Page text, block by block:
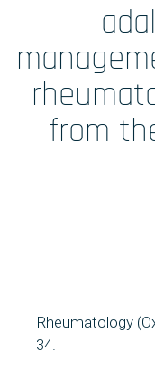
from
Rheumatology
34.